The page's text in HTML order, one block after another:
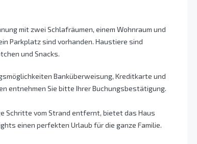
mit zwei Schlafräumen, einem Wohnraum und
Parkplatz sind vorhanden. Haustiere sind
und Snacks.
Banküberweisung, Kreditkarte und
entnehmen Sie bitte Ihrer Buchungsbestätigung.
Schritte vom Strand entfernt, bietet das Haus
einen perfekten Urlaub für die ganze Familie.